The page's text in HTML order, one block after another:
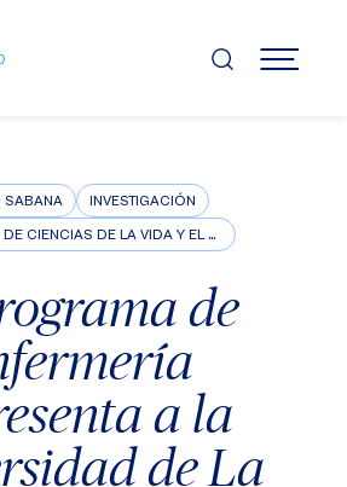
MENÚ
SABANA INVESTIGACIÓN
FACULTAD DE CIENCIAS DE LA VIDA Y EL BIENESTAR
de
a la
de La